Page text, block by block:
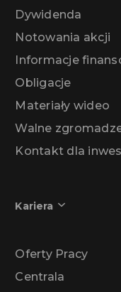
Dywidenda
Notowania akcji
Informacje
Obligacje
Materiały wideo
Walne
Kontakt dla
Kariera
Oferty Pracy
Centrala